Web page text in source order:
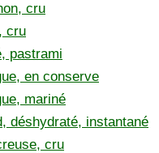
cru
cru
pastrami
en conserve
mariné
déshydraté, instantané
cru